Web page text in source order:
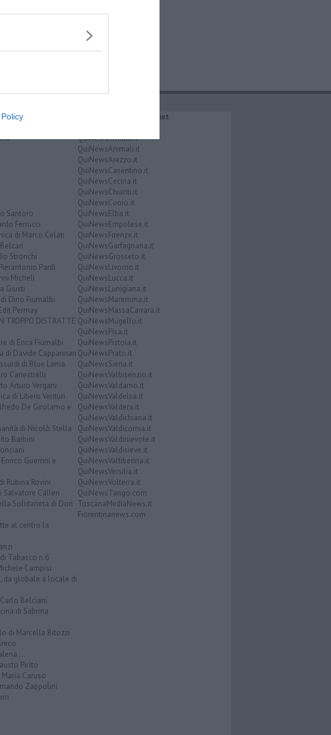
Santoro
Ferrucci
di Marco Celati
Stronchi
Pardi
Micheli
Giusti
di Dino Fiumalbi
Permay
TROPPO DISTRATTE
di Erica Fiumalbi
di Davide Cappannari
di Blue Lama
Canestrelli
Arturo Vergani
di Libero Venturi
De Girolamo e
di Nicolò Stella
Barbini
Guerrini e
Rubina Rovini
Salvatore Calleri
Solidarietà di Don
al centro la
Tabasco n.6
Campisi
da globale a locale di
Belciani
di Sabrina
di Marcella Bitozzi
...
Pirìto
Caruso
Zappolini
IL NETWORK QuiNews.net
QuiNewsAmiata.it
QuiNewsAnimali.it
QuiNewsArezzo.it
QuiNewsCasentino.it
QuiNewsCecina.it
QuiNewsChianti.it
QuiNewsCuoio.it
QuiNewsElba.it
QuiNewsEmpolese.it
QuiNewsFirenze.it
QuiNewsGarfagnana.it
QuiNewsGrosseto.it
QuiNewsLivorno.it
QuiNewsLucca.it
QuiNewsLunigiana.it
QuiNewsMaremma.it
QuiNewsMassaCarrara.it
QuiNewsMugello.it
QuiNewsPisa.it
QuiNewsPistoia.it
QuiNewsPrato.it
QuiNewsSiena.it
QuiNewsValbisenzio.it
QuiNewsValdarno.it
QuiNewsValdelsa.it
QuiNewsValdera.it
QuiNewsValdichiana.it
QuiNewsValdicornia.it
QuiNewsValdinievole.it
QuiNewsValdisieve.it
QuiNewsValtiberina.it
QuiNewsVersilia.it
QuiNewsVolterra.it
QuiNewsTango.com
ToscanaMediaNews.it
Fiorentinanews.com